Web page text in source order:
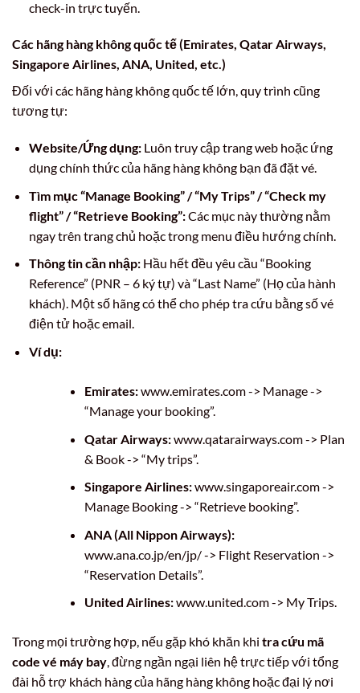
check-in trực tuyến.
Các hãng hàng không quốc tế (Emirates, Qatar Airways,
Singapore Airlines, ANA, United, etc.)
Đối với các hãng hàng không quốc tế lớn, quy trình cũng
tương tự:
Website/Ứng dụng:Luôn truy cập trang web hoặc ứng
dụng chính thức của hãng hàng không bạn đã đặt vé.
Tìm mục “Manage Booking” / “My Trips” / “Check my
flight” / “Retrieve Booking”:Các mục này thường nằm
ngay trên trang chủ hoặc trong menu điều hướng chính.
Thông tin cần nhập:Hầu hết đều yêu cầu “Booking
Reference” (PNR – 6 ký tự) và “Last Name” (Họ của hành
khách). Một số hãng có thể cho phép tra cứu bằng số vé
điện tử hoặc email.
Ví dụ:
Emirates:www.emirates.com -> Manage ->
“Manage your booking”.
Qatar Airways:www.qatarairways.com -> Plan
& Book -> “My trips”.
Singapore Airlines:www.singaporeair.com ->
Manage Booking -> “Retrieve booking”.
ANA (All Nippon Airways):
www.ana.co.jp/en/jp/ -> Flight Reservation ->
“Reservation Details”.
United Airlines:www.united.com -> My Trips.
Trong mọi trường hợp, nếu gặp khó khăn khi tra cứu mã
code vé máy bay, đừng ngần ngại liên hệ trực tiếp với tổng
đài hỗ trợ khách hàng của hãng hàng không hoặc đại lý nơi